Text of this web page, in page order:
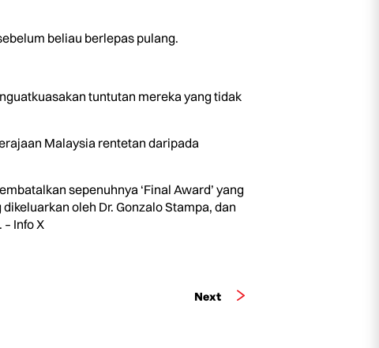
beliau berlepas pulang.
tuntutan mereka yang tidak
Malaysia rentetan daripada
sepenuhnya ‘Final Award’ yang
oleh Dr. Gonzalo Stampa, dan
Info X
Next